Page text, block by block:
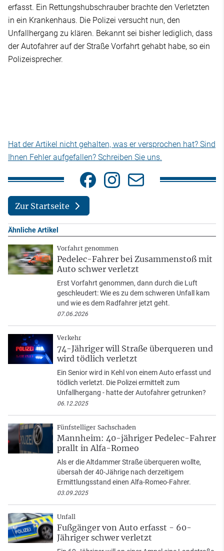
erfasst. Ein Rettungshubschrauber brachte den Verletzten
in ein Krankenhaus. Die Polizei versucht nun, den
Unfallhergang zu klären. Bekannt sei bisher lediglich, dass
der Autofahrer auf der Straße Vorfahrt gehabt habe, so ein
Polizeisprecher.
Hat der Artikel nicht gehalten, was er versprochen hat? Sind
Ihnen Fehler aufgefallen? Schreiben Sie uns.
Zur Startseite
Ähnliche Artikel
Vorfahrt genommen
Pedelec-Fahrer bei Zusammenstoß mit
Auto schwer verletzt
Erst Vorfahrt genommen, dann durch die Luft
geschleudert: Wie es zu dem schweren Unfall kam
und wie es dem Radfahrer jetzt geht.
07.06.2026
Verkehr
74-Jähriger will Straße überqueren und
wird tödlich verletzt
Ein Senior wird in Kehl von einem Auto erfasst und
tödlich verletzt. Die Polizei ermittelt zum
Unfallhergang - hatte der Autofahrer getrunken?
06.12.2025
Fünfstelliger Sachschaden
Mannheim: 40-jähriger Pedelec-Fahrer
prallt in Alfa-Romeo
Als er die Altdammer Straße überqueren wollte,
übersah der 40-Jährige nach derzeitigem
Ermittlungsstand einen Alfa-Romeo-Fahrer.
03.09.2025
Unfall
Fußgänger von Auto erfasst - 60-
Jähriger schwer verletzt